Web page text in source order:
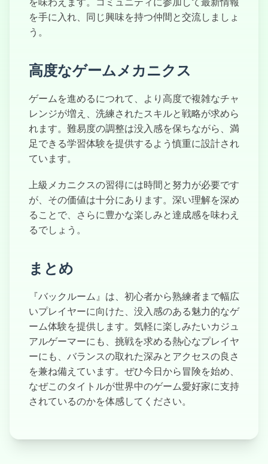
を手に入れ、同じ興味を持つ仲間と交流しましょ
う。
高度なゲームメカニクス
ゲームを進めるにつれて、より高度で複雑なチャ
レンジが増え、洗練されたスキルと戦略が求めら
れます。難易度の調整は没入感を保ちながら、満
足できる学習体験を提供するよう慎重に設計され
ています。
上級メカニクスの習得には時間と努力が必要です
が、その価値は十分にあります。深い理解を深め
ることで、さらに豊かな楽しみと達成感を味わえ
るでしょう。
まとめ
『バックルーム』は、初心者から熟練者まで幅広
いプレイヤーに向けた、没入感のある魅力的なゲ
ーム体験を提供します。気軽に楽しみたいカジュ
アルゲーマーにも、挑戦を求める熱心なプレイヤ
ーにも、バランスの取れた深みとアクセスの良さ
を兼ね備えています。ぜひ今日から冒険を始め、
なぜこのタイトルが世界中のゲーム愛好家に支持
されているのかを体感してください。